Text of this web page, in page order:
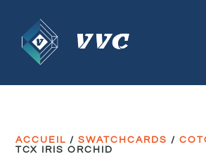
ACCUEIL /SWATCHCARDS /
TCX IRIS ORCHID